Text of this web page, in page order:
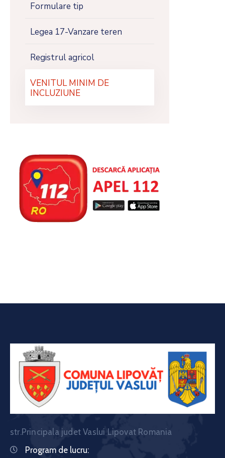
Formulare tip
Legea 17-Vanzare teren
Registrul agricol
VENITUL MINIM DE
INCLUZIUNE
str.Principala judet Vaslui Lipovat Romania
Program de lucru: